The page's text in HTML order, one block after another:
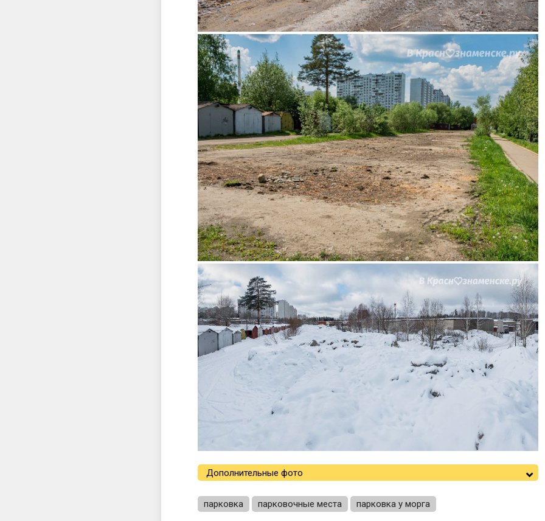
Дополнительные фото
парковка парковочные места парковка у морга